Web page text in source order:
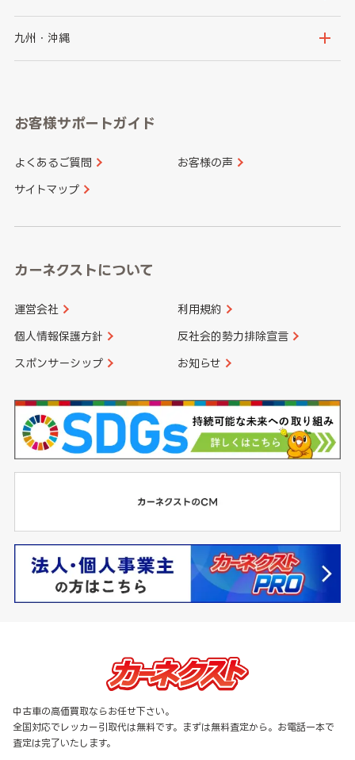
山梨県
愛知県
京都府
和歌山県
鳥取県
山口県
香川県 愛媛県
九州・沖縄
長崎県
大分県 宮崎県
お客様サポートガイド
よくあるご質問 お客様の声
サイトマップ
カーネクストについて
運営会社 利用規約
個人情報保護方針 反社会的勢力排除宣言
スポンサーシップ お知らせ
中古車の高価買取ならお任せ下さい。
全国対応でレッカー引取代は無料です。まずは無料査定から。お電話一本で
査定は完了いたします。